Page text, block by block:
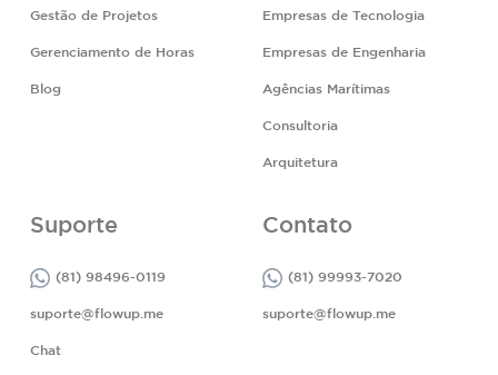
Gestão de Projetos
Gerenciamento de Horas
Blog
Empresas de Tecnologia
Empresas de Engenharia
Agências Marítimas
Consultoria
Arquitetura
Suporte
(81) 98496-0119
suporte@flowup.me
Chat
Contato
(81) 99993-7020
suporte@flowup.me